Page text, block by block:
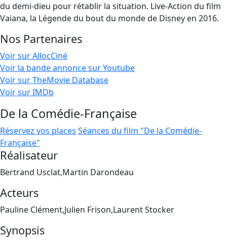
du demi-dieu pour rétablir la situation. Live-Action du film
Vaiana, la Légende du bout du monde de Disney en 2016.
Nos Partenaires
Voir sur AllocCiné
Voir la bande annonce sur Youtube
Voir sur TheMovie Database
Voir sur IMDb
De la Comédie-Française
Réservez vos places Séances du film "De la Comédie-
Française"
Réalisateur
Bertrand Usclat,Martin Darondeau
Acteurs
Pauline Clément,Julien Frison,Laurent Stocker
Synopsis